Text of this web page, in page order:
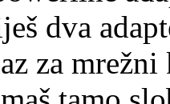
dva
za